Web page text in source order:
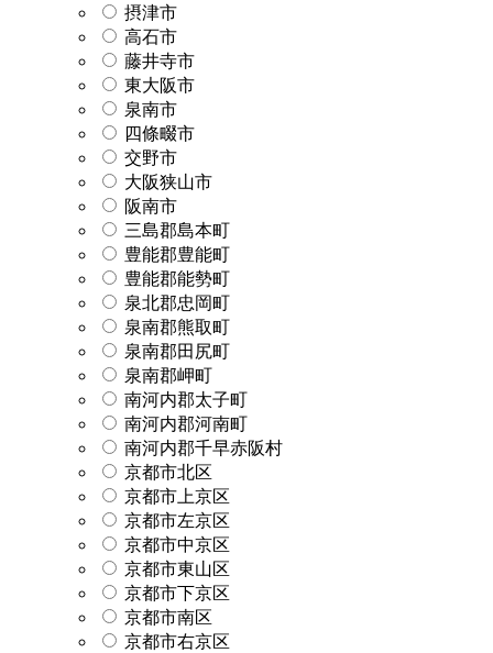
摂津市
高石市
藤井寺市
東大阪市
泉南市
四條畷市
交野市
大阪狭山市
阪南市
三島郡島本町
豊能郡豊能町
豊能郡能勢町
泉北郡忠岡町
泉南郡熊取町
泉南郡田尻町
泉南郡岬町
南河内郡太子町
南河内郡河南町
南河内郡千早赤阪村
京都市北区
京都市上京区
京都市左京区
京都市中京区
京都市東山区
京都市下京区
京都市南区
京都市右京区